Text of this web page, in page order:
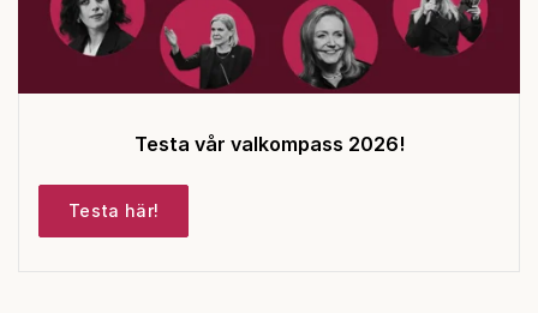
Testa vår valkompass 2026!
Testa här!